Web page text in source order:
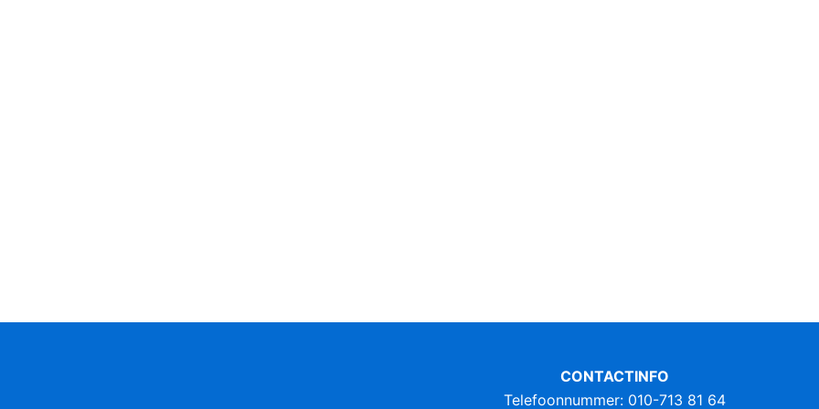
CONTACTINFO
Telefoonnummer: 010-713 81 64